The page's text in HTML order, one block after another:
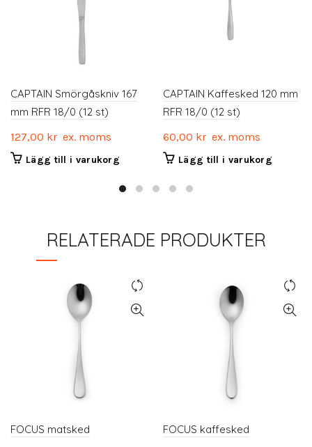
CAPTAIN Smörgåskniv 167
mm RFR 18/0 (12 st)
127,00 kr ex. moms
Lägg till i varukorg
CAPTAIN Kaffesked 120 mm
RFR 18/0 (12 st)
60,00 kr ex. moms
Lägg till i varukorg
RELATERADE PRODUKTER
FOCUS matsked
FOCUS kaffesked